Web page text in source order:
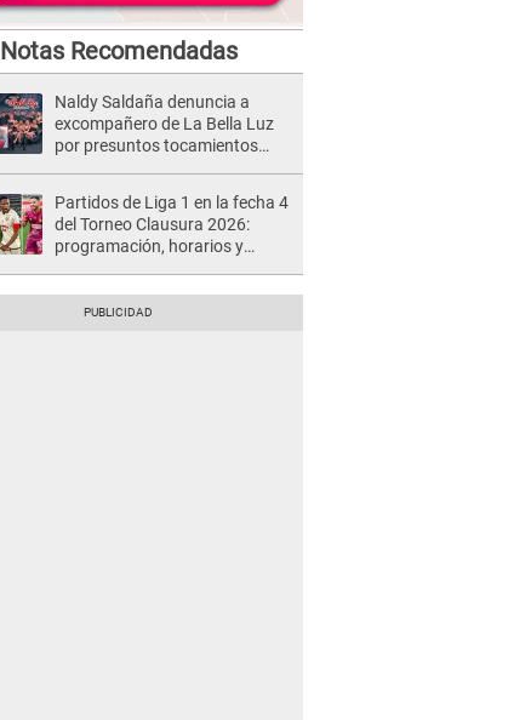
Notas Recomendadas
Naldy Saldaña denuncia a
excompañero de La Bella Luz
por presuntos tocamientos
Partidos de Liga 1 en la fecha 4
del Torneo Clausura 2026:
programación, horarios y